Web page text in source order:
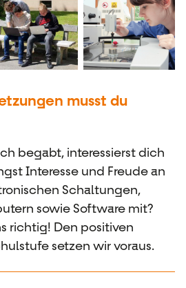
musst du
begabt, interessierst dich
Interesse und Freude an
Schaltungen,
sowie Software mit?
richtig! Den positiven
setzen wir voraus.